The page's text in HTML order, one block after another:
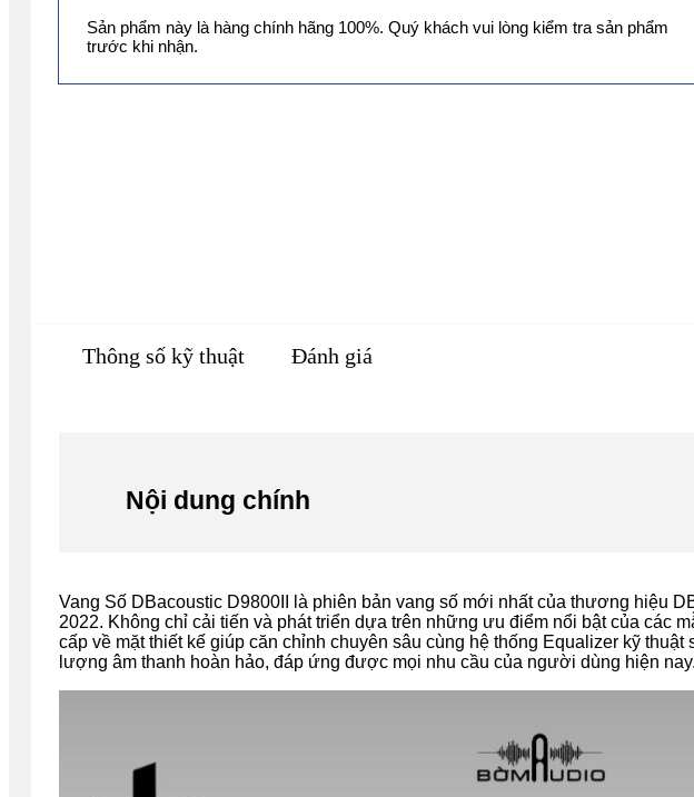
Sản phẩm này là hàng chính hãng 100%. Quý khách vui lòng kiểm tra sản phẩm
trước khi nhận.
Thông số kỹ thuật Đánh giá
Nội dung chính
Vang Số DBacoustic D9800II là phiên bản vang số mới nhất của thương hiệu
2022. Không chỉ cải tiến và phát triển dựa trên những ưu điểm nổi bật của các
cấp về mặt thiết kế giúp căn chỉnh chuyên sâu cùng hệ thống Equalizer kỹ
lượng âm thanh hoàn hảo, đáp ứng được mọi nhu cầu của người dùng hiện nay.